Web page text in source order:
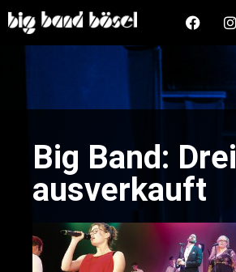
Big Band:
ausverkauft